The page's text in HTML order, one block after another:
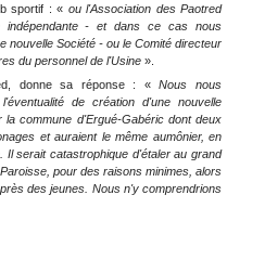
sportif : « ou l'Association des Paotred
indépendante - et dans ce cas nous
nouvelle Société - ou le Comité directeur
du personnel de l'Usine ».
donne sa réponse : «Nous nous
de création d'une nouvelle
commune d'Ergué-Gabéric dont deux
et auraient le même aumônier, en
Il serait catastrophique d'étaler au grand
pour des raisons minimes, alors
des jeunes. Nous n'y comprendrions